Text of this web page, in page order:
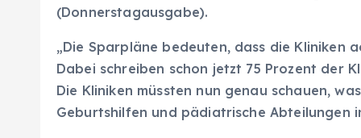
(Donnerstagausgabe).
„Die Sparpläne bedeuten, dass die Kliniken
Dabei schreiben schon jetzt 75 Prozent der
Die Kliniken müssten nun genau schauen,
Geburtshilfen und pädiatrische Abteilungen